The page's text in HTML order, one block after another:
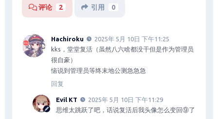
评论 2 引用 0
Hachiroku
2025年 5月 10日 下午11:25
kks，堂堂复活（虽然八六啥都没干但是作为管理员
很自豪）
恼说到管理员等终末地公测急急急
回复
Evil KT
2025年 5月 10日 下午11:29
思维太跳跃了吧，话说复活后我头像怎么变回⑨了